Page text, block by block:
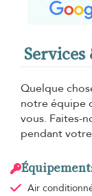
Quelque
notre équipe
vous. Faites-
pendant
Air